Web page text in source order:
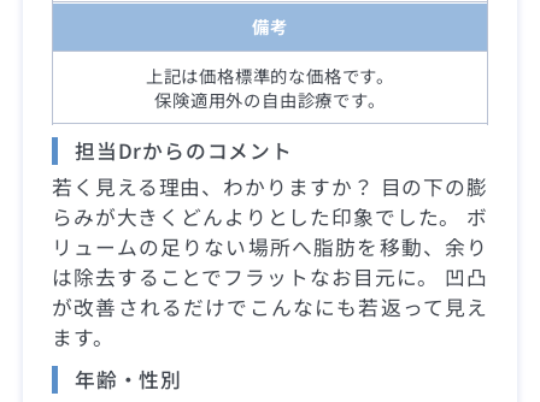
備考
上記は価格標準的な価格です。
保険適用外の自由診療です。
担当Drからのコメント
若く見える理由、わかりますか？ 目の下の膨
らみが大きくどんよりとした印象でした。 ボ
リュームの足りない場所へ脂肪を移動、余り
は除去することでフラットなお目元に。 凹凸
が改善されるだけでこんなにも若返って見え
ます。
年齢・性別